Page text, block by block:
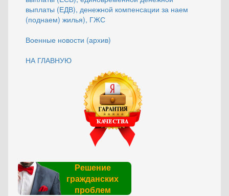
выплаты (ЕДВ), денежной компенсации за наем
(поднаем) жилья), ГЖС
Военные новости (архив)
НА ГЛАВНУЮ
Решение
гражданских
проблем